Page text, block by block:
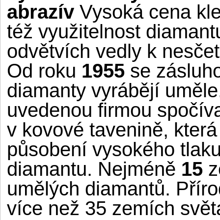
abrazív Vysoká cena
též využitelnost
odvětvích vedly k
Od roku 1955 se
diamanty vyrábějí
uvedenou firmou
v kovové tavenině,
působení vysokého
diamantu. Nejméně 15
umělých diamantů.
více než 35 zemích